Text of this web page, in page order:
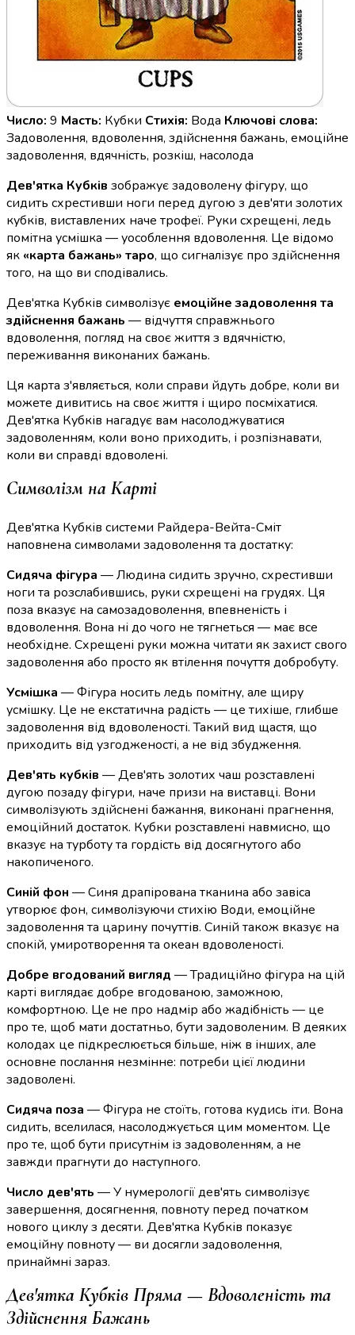
Число: 9 Масть: Кубки Стихія: Вода Ключові слова:
Задоволення, вдоволення, здійснення бажань, емоційне
задоволення, вдячність, розкіш, насолода
Дев'ятка Кубків зображує задоволену фігуру, що
сидить схрестивши ноги перед дугою з дев'яти золотих
кубків, виставлених наче трофеї. Руки схрещені, ледь
помітна усмішка — уособлення вдоволення. Це відомо
як «карта бажань» таро, що сигналізує про здійснення
того, на що ви сподівались.
Дев'ятка Кубків символізує емоційне задоволення та
здійснення бажань — відчуття справжнього
вдоволення, погляд на своє життя з вдячністю,
переживання виконаних бажань.
Ця карта з'являється, коли справи йдуть добре, коли ви
можете дивитись на своє життя і щиро посміхатися.
Дев'ятка Кубків нагадує вам насолоджуватися
задоволенням, коли воно приходить, і розпізнавати,
коли ви справді вдоволені.
Символізм на Карті
Дев'ятка Кубків системи Райдера-Вейта-Сміт
наповнена символами задоволення та достатку:
Сидяча фігура — Людина сидить зручно, схрестивши
ноги та розслабившись, руки схрещені на грудях. Ця
поза вказує на самозадоволення, впевненість і
вдоволення. Вона ні до чого не тягнеться — має все
необхідне. Схрещені руки можна читати як захист свого
задоволення або просто як втілення почуття добробуту.
Усмішка — Фігура носить ледь помітну, але щиру
усмішку. Це не екстатична радість — це тихіше, глибше
задоволення від вдоволеності. Такий вид щастя, що
приходить від узгодженості, а не від збудження.
Дев'ять кубків — Дев'ять золотих чаш розставлені
дугою позаду фігури, наче призи на виставці. Вони
символізують здійснені бажання, виконані прагнення,
емоційний достаток. Кубки розставлені навмисно, що
вказує на турботу та гордість від досягнутого або
накопиченого.
Синій фон — Синя драпірована тканина або завіса
утворює фон, символізуючи стихію Води, емоційне
задоволення та царину почуттів. Синій також вказує на
спокій, умиротворення та океан вдоволеності.
Добре вгодований вигляд — Традиційно фігура на цій
карті виглядає добре вгодованою, заможною,
комфортною. Це не про надмір або жадібність — це
про те, щоб мати достатньо, бути задоволеним. В деяких
колодах це підкреслюється більше, ніж в інших, але
основне послання незмінне: потреби цієї людини
задоволені.
Сидяча поза — Фігура не стоїть, готова кудись іти. Вона
сидить, вселилася, насолоджується цим моментом. Це
про те, щоб бути присутнім із задоволенням, а не
завжди прагнути до наступного.
Число дев'ять — У нумерології дев'ять символізує
завершення, досягнення, повноту перед початком
нового циклу з десяти. Дев'ятка Кубків показує
емоційну повноту — ви досягли задоволення,
принаймні зараз.
Дев'ятка Кубків Пряма — Вдоволеність та
Здійснення Бажань